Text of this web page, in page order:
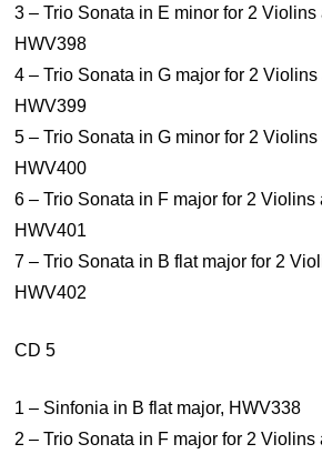
3 – Trio Sonata in E minor for 2 Violins
HWV398
4 – Trio Sonata in G major for 2
HWV399
5 – Trio Sonata in G minor for 2
HWV400
6 – Trio Sonata in F major for 2 Violins
HWV401
7 – Trio Sonata in B flat major for 2
HWV402
CD 5
1 – Sinfonia in B flat major, HWV338
2 – Trio Sonata in F major for 2 Violins